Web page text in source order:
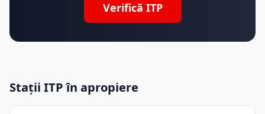
Verifică ITP
Stații ITP în apropiere